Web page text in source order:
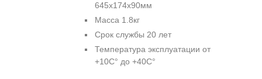
645х174х90мм
Масса 1.8кг
Срок службы 20 лет
Температура эксплуатации от
+10C° до +40C°